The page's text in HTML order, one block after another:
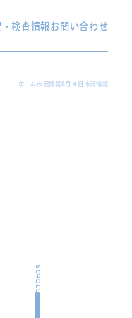
検査情報お問い合わせ
ホーム 市況情報8月４日市況情報
SCROLL